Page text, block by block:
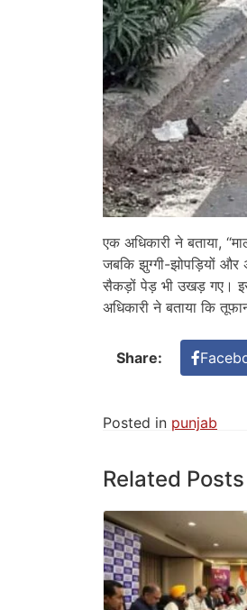
एक अधिकारी ने बताया,
जबकि झुग्गी-झोपड़ियों
सैकड़ों पेड़ भी उखड़ गए।
अधिकारी ने बताया कि
Share:
Posted in punjab
Related Posts